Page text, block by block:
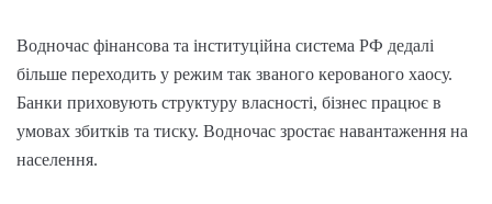
Водночас фінансова та інституційна система РФ дедалі
більше переходить у режим так званого керованого хаосу.
Банки приховують структуру власності, бізнес працює в
умовах збитків та тиску. Водночас зростає навантаження на
населення.